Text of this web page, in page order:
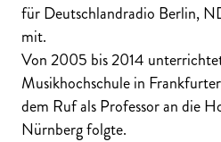
für Deutschlandradio Berlin,
mit.
Von 2005 bis 2014
Musikhochschule in
dem Ruf als Professor an die
Nürnberg folgte.